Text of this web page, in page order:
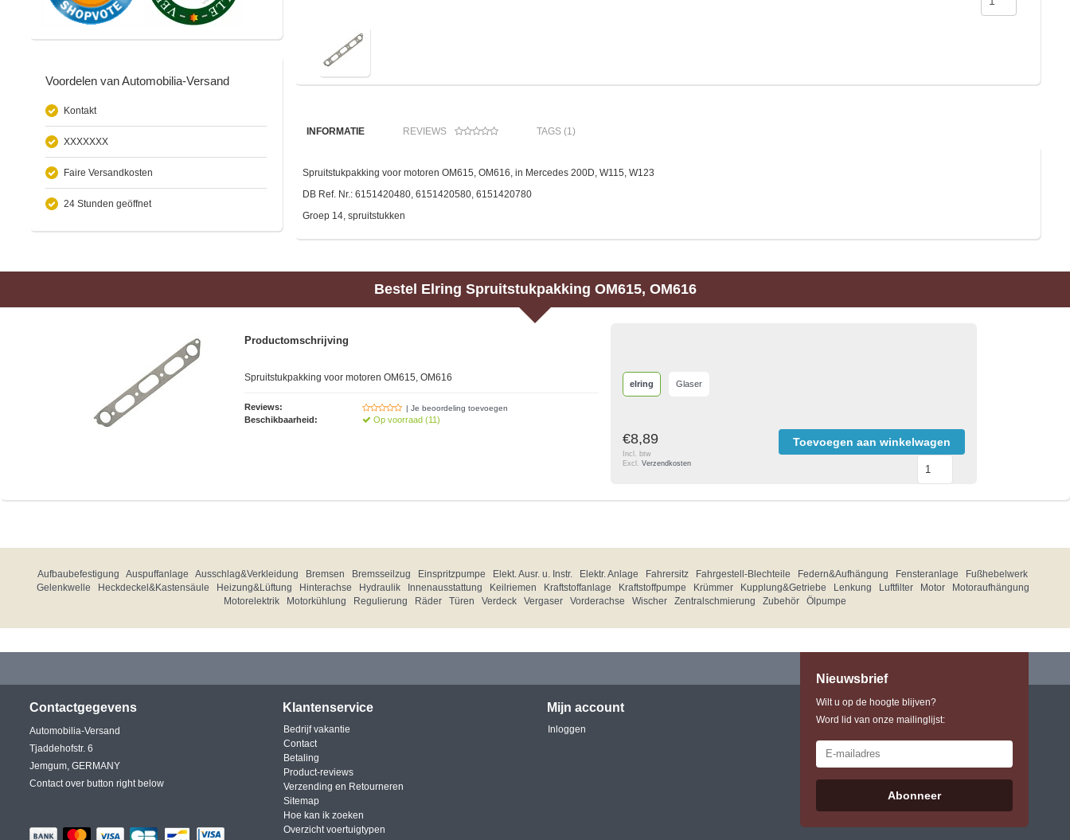
Voordelen van Automobilia-Versand
Kontakt
XXXXXXX
Faire Versandkosten
24 Stunden geöffnet
INFORMATIE REVIEWS TAGS (1)
Spruitstukpakking voor motoren OM615, OM616, in Mercedes 200D, W115, W123
DB Ref. Nr.: 6151420480, 6151420580, 6151420780
Groep 14, spruitstukken
Bestel Elring Spruitstukpakking OM615, OM616
Productomschrijving
Spruitstukpakking voor motoren OM615, OM616
Reviews: | Je beoordeling toevoegen
Beschikbaarheid: Op voorraad (11)
elring Glaser
€8,89
Incl. btw
Excl. Verzendkosten
Toevoegen aan winkelwagen
Aufbaubefestigung Auspuffanlage Ausschlag&Verkleidung Bremsen Bremsseilzug Einspritzpumpe Elekt. Ausr. u. Instr. Elektr. Anlage Fahrersitz Fahrgestell-Blechteile Federn&Aufhängung Fensteranlage
Fußhebelwerk
Gelenkwelle
Heckdeckel&Kastensäule Heizung&Lüftung Hinterachse Hydraulik Innenausstattung Keilriemen Kraftstoffanlage Kraftstoffpumpe Krümmer Kupplung&Getriebe Lenkung Luftfilter Motor
Motoraufhängung
Motorelektrik
Motorkühlung Regulierung Räder Türen Verdeck Vergaser Vorderachse Wischer Zentralschmierung Zubehör Ölpumpe
Contactgegevens
Automobilia-Versand
Tjaddehofstr. 6
Jemgum, GERMANY
Contact over button right below
Klantenservice
Bedrijf vakantie
Contact
Betaling
Product-reviews
Verzending en Retourneren
Sitemap
Hoe kan ik zoeken
Overzicht voertuigtypen
Mijn account
Inloggen
Nieuwsbrief
Wilt u op de hoogte blijven?
Word lid van onze mailinglijst:
Abonneer